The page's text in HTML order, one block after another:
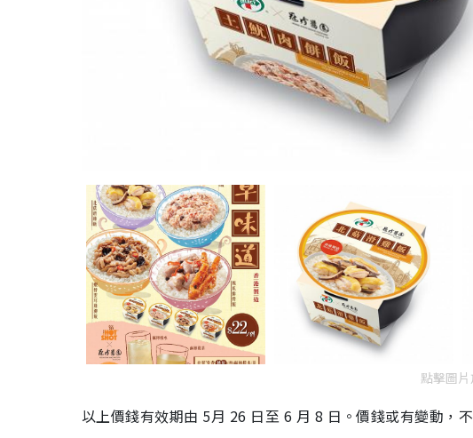
點擊圖
以上價錢有效期由 5月 26 日至 6 月 8 日。價錢或有變動，